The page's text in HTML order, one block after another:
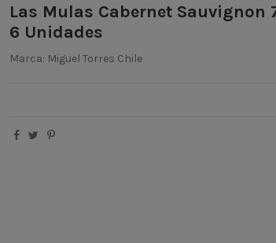
Las Mulas Cabernet Sauvignon
6 Unidades
Marca: Miguel Torres Chile